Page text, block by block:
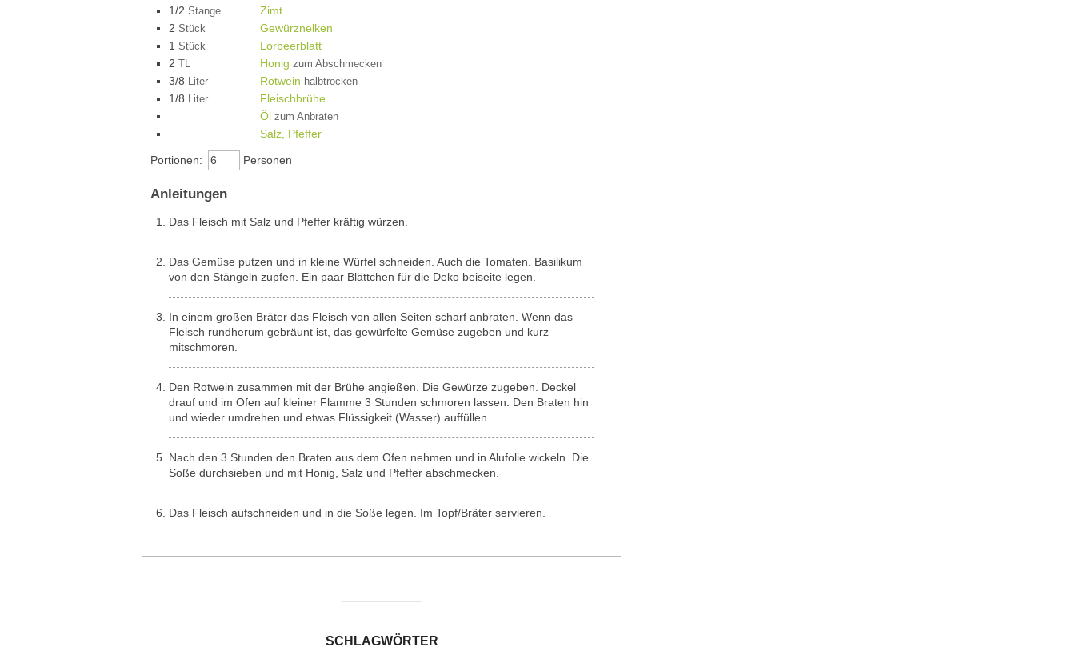
1/2 Stange
Zimt
2 Stück
Gewürznelken
1 Stück
Lorbeerblatt
2
TL Honig zum Abschmecken
3/8 Liter Rotwein halbtrocken
1/8 Liter
Fleischbrühe
Öl zum Anbraten
Salz, Pfeffer
Portionen: Personen
Anleitungen
Das Fleisch mit Salz und Pfeffer kräftig würzen.
Das Gemüse putzen und in kleine Würfel schneiden. Auch die Tomaten. Basilikum
von den Stängeln zupfen. Ein paar Blättchen für die Deko beiseite legen.
In einem großen Bräter das Fleisch von allen Seiten scharf anbraten. Wenn das
Fleisch rundherum gebräunt ist, das gewürfelte Gemüse zugeben und kurz
mitschmoren.
Den Rotwein zusammen mit der Brühe angießen. Die Gewürze zugeben. Deckel
drauf und im Ofen auf kleiner Flamme 3 Stunden schmoren lassen. Den Braten hin
und wieder umdrehen und etwas Flüssigkeit (Wasser) auffüllen.
Nach den 3 Stunden den Braten aus dem Ofen nehmen und in Alufolie wickeln. Die
Soße durchsieben und mit Honig, Salz und Pfeffer abschmecken.
Das Fleisch aufschneiden und in die Soße legen. Im Topf/Bräter servieren.
SCHLAGWÖRTER